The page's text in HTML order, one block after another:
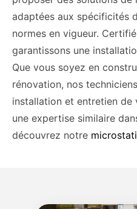
adaptées aux spécificités
normes en vigueur.
garantissons une
Que vous soyez en
rénovation, nos
installation et entretien
une expertise similaire
découvrez notre